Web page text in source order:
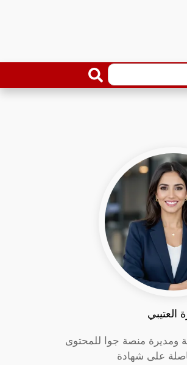
العتيبي
ومديرة منصة جوا للمحتوى
على شهادة